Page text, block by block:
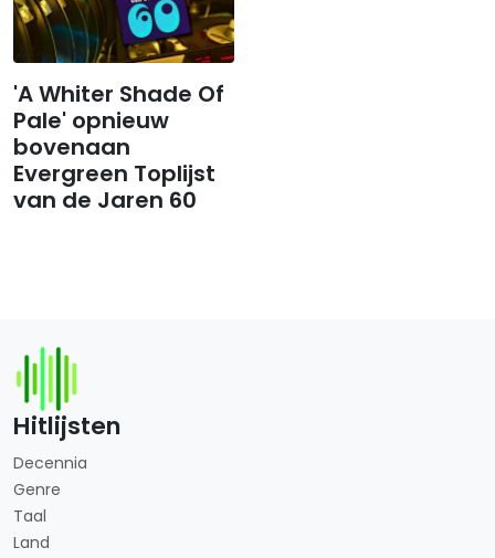
'A Whiter Shade Of
Pale' opnieuw
bovenaan
Evergreen Toplijst
van de Jaren 60
Hitlijsten
Decennia
Genre
Taal
Land